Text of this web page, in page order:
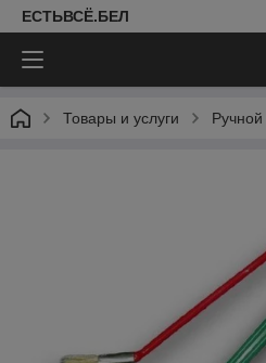
ЕСТЬВСЁ.БЕЛ
Товары и услуги